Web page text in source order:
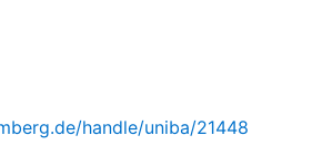
handle/uniba/21448